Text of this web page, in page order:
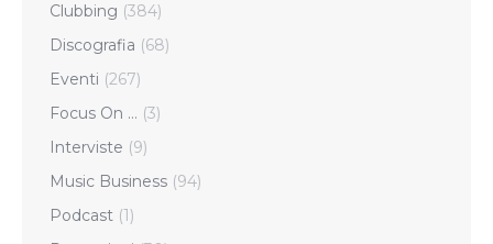
Clubbing (384)
Discografia (68)
Eventi (267)
Focus On … (3)
Interviste (9)
Music Business (94)
Podcast (1)